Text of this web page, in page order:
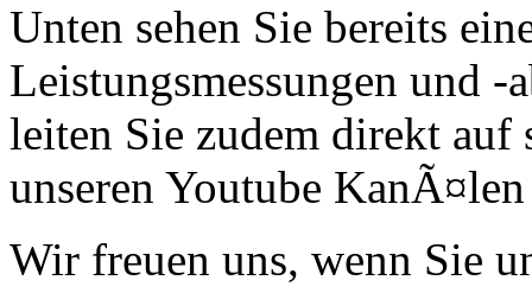
Unten sehen Sie bereits
Leistungsmessungen und -
leiten Sie zudem direkt auf
unseren Youtube
Wir freuen uns, wenn Sie